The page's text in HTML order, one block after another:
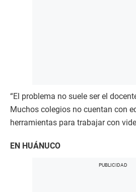
“El problema no suele ser el
Muchos colegios no cuentan con
herramientas para trabajar con
EN HUÁNUCO